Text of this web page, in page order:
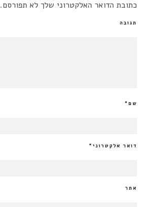
כתובת הדואר האלקטרוני שלך לא תפורסם.
תגובה
שם*
דואר אלקטרוני *
אתר